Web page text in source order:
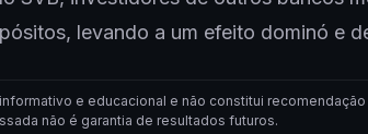
levando a um efeito dominó e
e educacional e não constitui
não é garantia de resultados futuros.